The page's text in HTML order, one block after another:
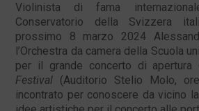
Violinista di fama
Conservatorio della Svizzera
prossimo 8 marzo 2024
l’Orchestra da camera della Scuola
per il grande concerto di apertura
Festival (Auditorio Stelio Molo,
incontrato per conoscere da vicino